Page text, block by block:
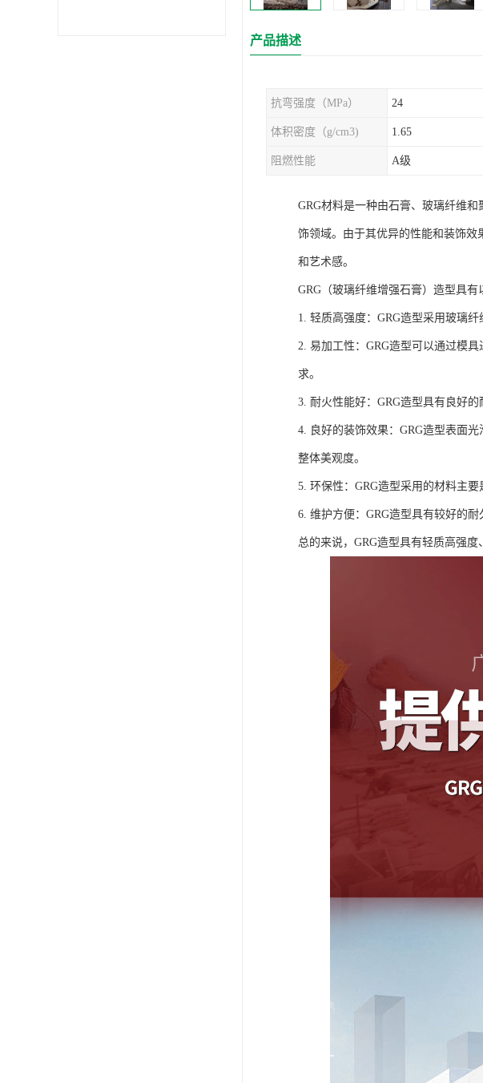
产品描述
抗弯强度（MPa） 24
体积密度（g/cm3) 1.65
阻燃性能 A级
GRG材料是一种由石膏、玻璃纤维
饰领域。由于其优异的性能和装饰效
和艺术感。
GRG（玻璃纤维增强石膏）造型具有
1. 轻质高强度：GRG造型采用玻璃
2. 易加工性：GRG造型可以通过模
求。
3. 耐火性能好：GRG造型具有良好
4. 良好的装饰效果：GRG造型表面
整体美观度。
5. 环保性：GRG造型采用的材料主
6. 维护方便：GRG造型具有较好的
总的来说，GRG造型具有轻质高强